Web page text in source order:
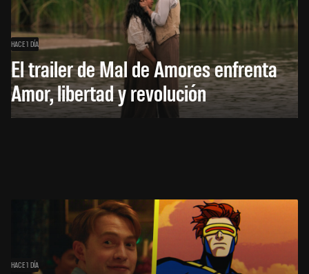
HACE 1 DÍA
El trailer de Mal de Amores enfrenta
Amor, libertad y revolución
HACE 1 DÍA